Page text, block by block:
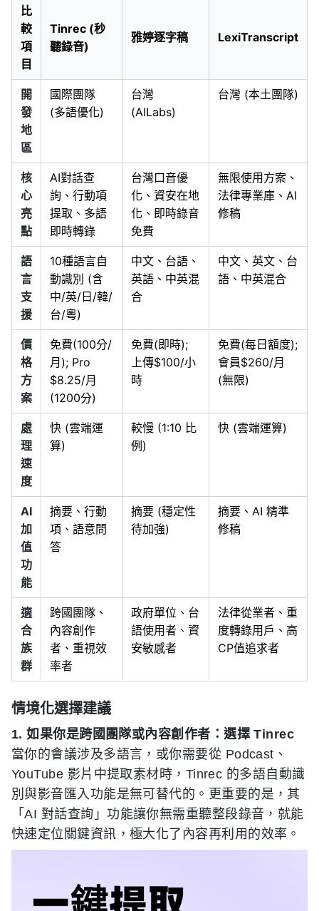
比
較
項
目
Tinrec (秒
聽錄音)
雅婷逐字稿 LexiTranscript
開
發
地
區
國際團隊
(多語優化)
台灣
(AILabs)
台灣 (本土團隊)
核
心
亮
點
AI對話查
詢、行動項
提取、多語
即時轉錄
台灣口音優
化、資安在地
化、即時錄音
免費
無限使用方案、
法律專業庫、AI
修稿
語
言
支
援
10種語言自
動識別 (含
中/英/日/韓/
台/粵)
中文、台語、
英語、中英混
合
中文、英文、台
語、中英混合
價
格
方
案
免費(100分/
月); Pro
$8.25/月
(1200分)
免費(即時);
上傳$100/小
時
免費(每日額度);
會員$260/月
(無限)
處
理
速
度
快 (雲端運
算)
較慢 (1:10 比
例)
快 (雲端運算)
AI
加
值
功
能
摘要、行動
項、語意問
答
摘要 (穩定性
待加強)
摘要、AI 精準
修稿
適
合
族
群
跨國團隊、
內容創作
者、重視效
率者
政府單位、台
語使用者、資
安敏感者
法律從業者、重
度轉錄用戶、高
CP值追求者
情境化選擇建議
1. 如果你是跨國團隊或內容創作者：選擇 Tinrec
當你的會議涉及多語言，或你需要從 Podcast、
YouTube 影片中提取素材時，Tinrec 的多語自動識
別與影音匯入功能是無可替代的。更重要的是，其
「AI 對話查詢」功能讓你無需重聽整段錄音，就能
快速定位關鍵資訊，極大化了內容再利用的效率。